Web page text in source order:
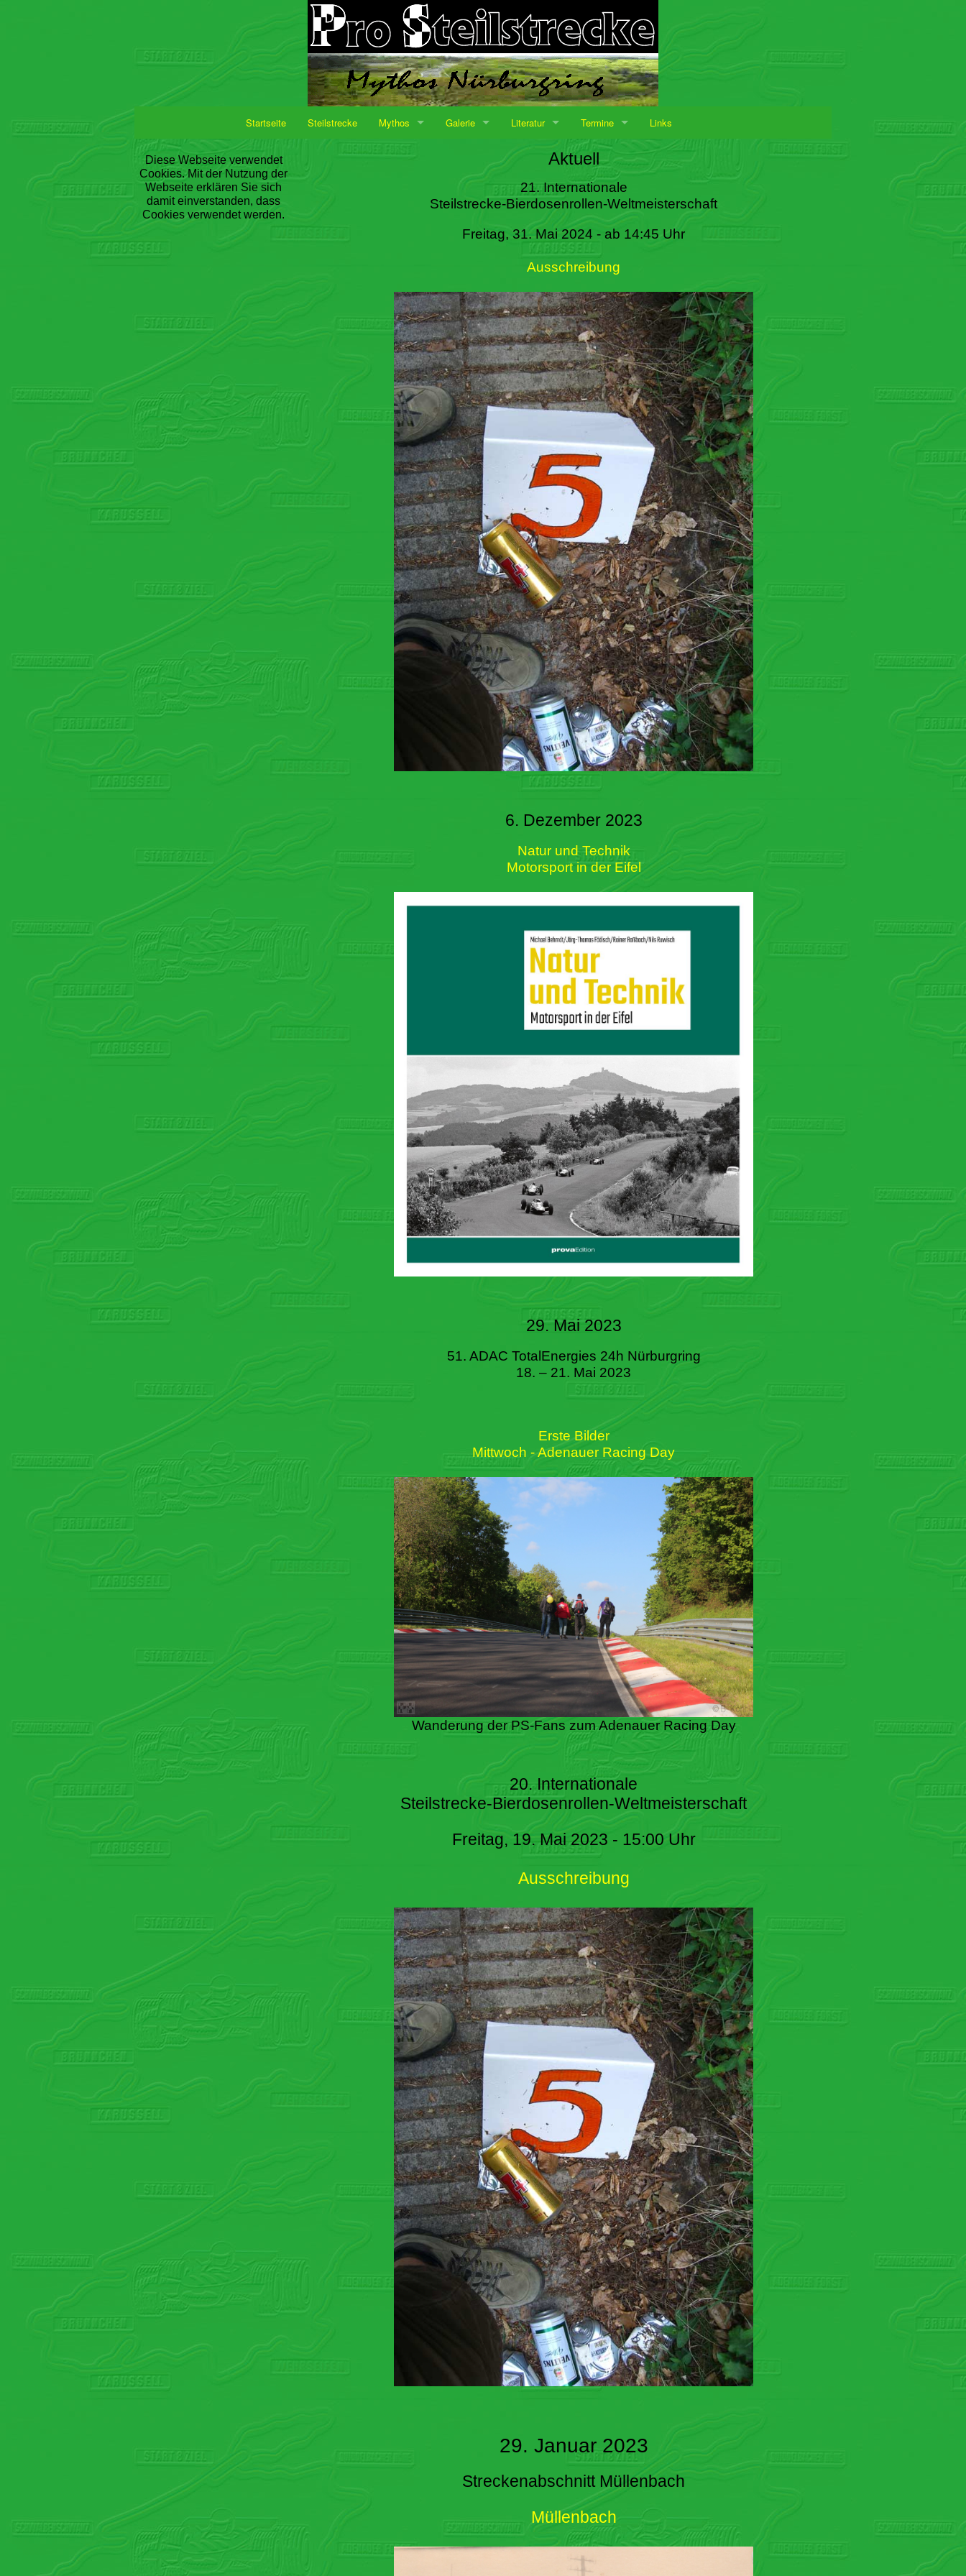
Startseite Steilstrecke Mythos Galerie Literatur Termine Links
Diese Webseite verwendet
Cookies. Mit der Nutzung der
Webseite erklären Sie sich
damit einverstanden, dass
Cookies verwendet werden.
Aktuell
21. Internationale
Steilstrecke-Bierdosenrollen-Weltmeisterschaft
Freitag, 31. Mai 2024 - ab 14:45 Uhr
Ausschreibung
6. Dezember 2023
Natur und Technik
Motorsport in der Eifel
29. Mai 2023
51. ADAC TotalEnergies 24h Nürburgring
18. – 21. Mai 2023
Erste Bilder
Mittwoch - Adenauer Racing Day
Wanderung der PS-Fans zum Adenauer Racing Day
20. Internationale
Steilstrecke-Bierdosenrollen-Weltmeisterschaft
Freitag, 19. Mai 2023 - 15:00 Uhr
Ausschreibung
29. Januar 2023
Streckenabschnitt Müllenbach
Müllenbach